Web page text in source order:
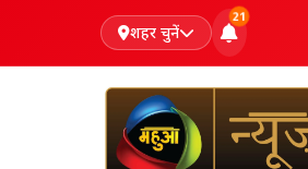
शहर चुनें
21